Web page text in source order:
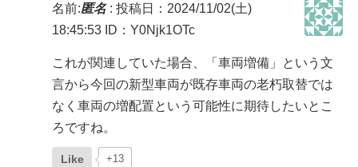
名前:匿名: 投稿日：2024/11/02(土)
18:45:53 ID：Y0Njk1OTc
これが関連していた場合、「車両増備」という文
言から今回の新型車両が既存車両の老朽取替では
なく車両の増配置という可能性に期待したいとこ
ろですね。
Like +13